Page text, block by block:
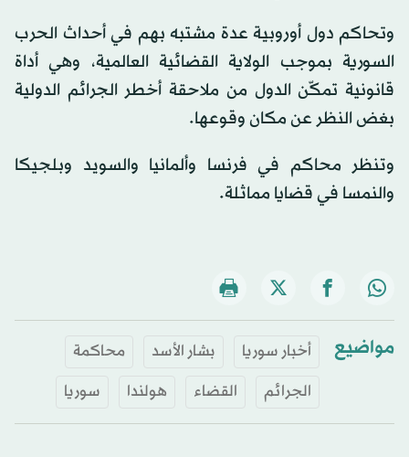
وتحاكم دول أوروبية عدة مشتبه بهم في أحداث الحرب
السورية بموجب الولاية القضائية العالمية، وهي أداة
قانونية تمكّن الدول من ملاحقة أخطر الجرائم الدولية
بغض النظر عن مكان وقوعها.
وتنظر محاكم في فرنسا وألمانيا والسويد وبلجيكا
والنمسا في قضايا مماثلة.
مواضيع أخبار سوريا بشار الأسد
محاكمة
الجرائم
القضاء هولندا سوريا